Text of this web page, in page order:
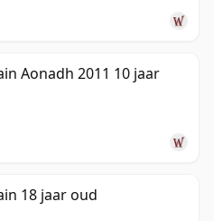
Aonadh 2011 10 jaar
18 jaar oud